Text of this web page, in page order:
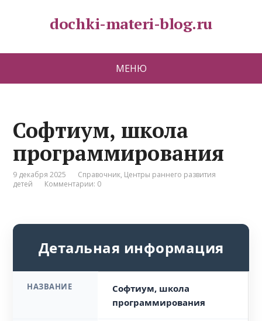
dochki-materi-blog.ru
МЕНЮ
Софтиум, школа
программирования
9 декабря 2025 Справочник, Центры раннего развития
детей
Комментарии: 0
Детальная информация
НАЗВАНИЕ
Софтиум, школа
программирования